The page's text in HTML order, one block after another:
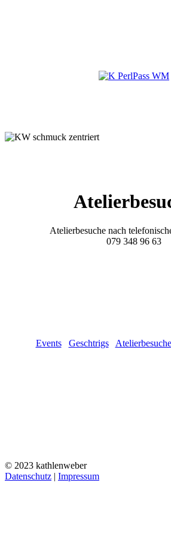
Atelierbesuche nach
079 348 96 63
Events Geschtrigs Atelierbesuche
© 2023 kathlenweber
Datenschutz | Impressum